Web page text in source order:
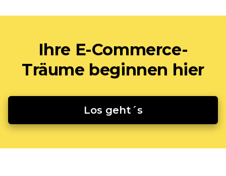
Ihre E-Commerce-
Träume beginnen hier
Los geht´s